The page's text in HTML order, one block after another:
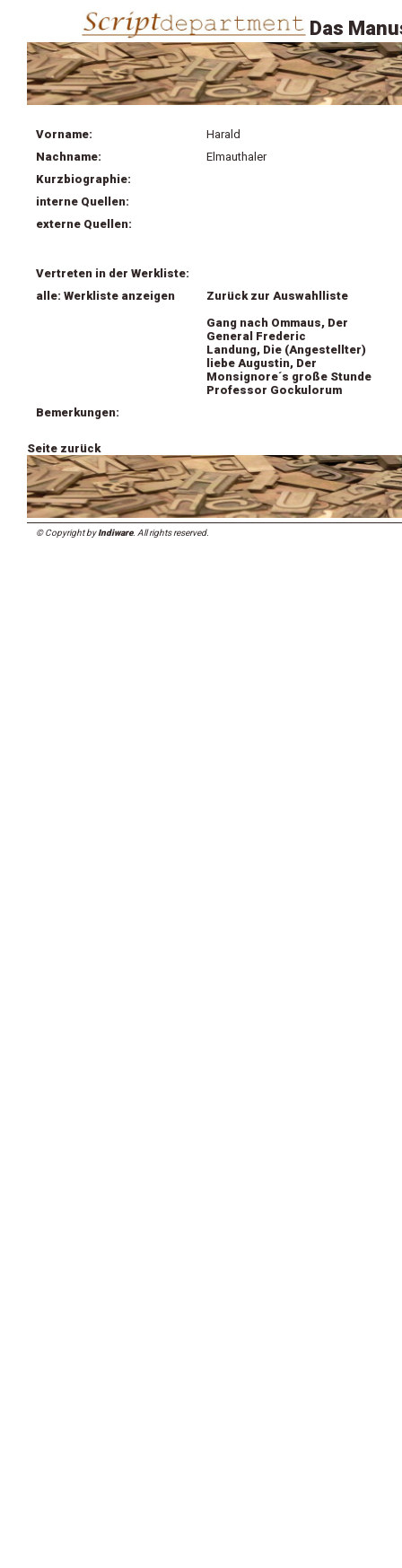
Das
Vorname:
Harald
Nachname:
Elmauthaler
Kurzbiographie:
interne Quellen:
externe Quellen:
Vertreten in der Werkliste:
alle: Werkliste anzeigen
Zurück zur Auswahlliste
Gang nach Ommaus, Der
General Frederic
Landung, Die (Angestellter)
liebe Augustin, Der
Monsignore´s große Stunde
Professor Gockulorum
Bemerkungen:
Seite zurück
© Copyright byIndiware. All rights reserved.